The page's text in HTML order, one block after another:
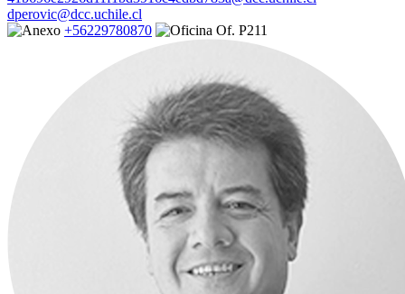
dperovic@dcc.uchile.cl
+56229780870
Of. P211